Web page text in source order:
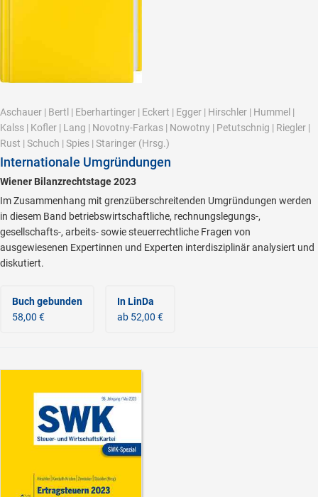
Aschauer | Bertl | Eberhartinger | Eckert | Egger | Hirschler | Hummel |
Kalss | Kofler | Lang | Novotny-Farkas | Nowotny | Petutschnig | Riegler |
Rust | Schuch | Spies | Staringer (Hrsg.)
Internationale Umgründungen
Wiener Bilanzrechtstage 2023
Im Zusammenhang mit grenzüberschreitenden Umgründungen werden
in diesem Band betriebswirtschaftliche, rechnungslegungs-,
gesellschafts-, arbeits- sowie steuerrechtliche Fragen von
ausgewiesenen Expertinnen und Experten interdisziplinär analysiert und
diskutiert.
Buch gebunden
58,00 €
In LinDa
ab 52,00 €